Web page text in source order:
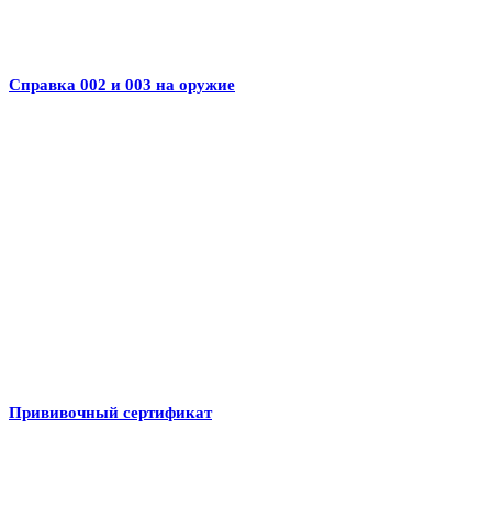
Справка 002 и 003 на оружие
Прививочный сертификат